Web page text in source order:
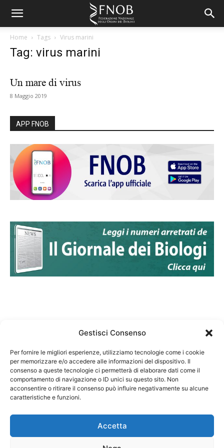
Gestisci Consenso
Per fornire le migliori esperienze, utilizziamo tecnologie come i cookie
per memorizzare e/o accedere alle informazioni del dispositivo. Il
consenso a queste tecnologie ci permetterà di elaborare dati come il
comportamento di navigazione o ID unici su questo sito. Non
acconsentire o ritirare il consenso può influire negativamente su alcune
caratteristiche e funzioni.
Accetta
Home Tags Virus marini
Tag: virus marini
Un mare di virus
8 Maggio 2019
APP FNOB
Federazione Nazionale Degli Ordini dei Biologi:
codice fiscale 80069130583
Responsabile sito internet www.fnob.it: Vincenzo